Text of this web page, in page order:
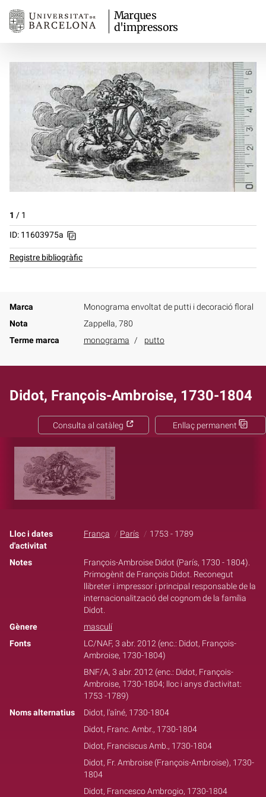
Marques
d'impressors
1 / 1
ID: 11603975a
Registre bibliogràfic
Marca
Monograma envoltat de putti i decoració floral
Nota
Zappella, 780
Terme marca
monograma putto
Didot, François-Ambroise, 1730-1804
Enllaç permanent
Consulta al catàleg
Lloc i dates
d'activitat
França París 1753 - 1789
Notes
François-Ambroise Didot (París, 1730 - 1804).
Primogènit de François Didot. Reconegut
llibreter i impressor i principal responsable de la
internacionalització del cognom de la família
Didot.
Gènere
masculí
Fonts
LC/NAF, 3 abr. 2012 (enc.: Didot, François-
Ambroise, 1730-1804)
BNF/A, 3 abr. 2012 (enc.: Didot, François-
Ambroise, 1730-1804; lloc i anys d'activitat:
1753 -1789)
Noms alternatius
Didot, l'aîné, 1730-1804
Didot, Franc. Ambr., 1730-1804
Didot, Franciscus Amb., 1730-1804
Didot, Fr. Ambroise (François-Ambroise), 1730-
1804
Didot, Francesco Ambrogio, 1730-1804